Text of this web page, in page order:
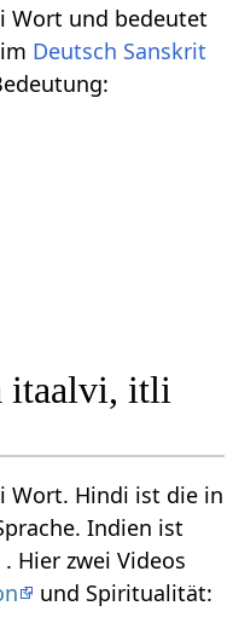
Wort und bedeutet
Deutsch Sanskrit
itaalvi, itli
Wort. Hindi ist die in
Indien ist
. Hier zwei Videos
und Spiritualität: